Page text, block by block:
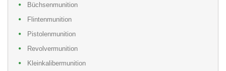
Büchsenmunition
Flintenmunition
Pistolenmunition
Revolvermunition
Kleinkalibermunition